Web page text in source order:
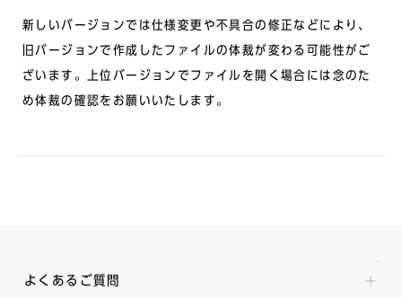
新しいバージョンでは仕様変更や不具合の修正などにより、
旧バージョンで作成したファイルの体裁が変わる可能性がご
ざいます。上位バージョンでファイルを開く場合には念のた
め体裁の確認をお願いいたします。
よくあるご質問